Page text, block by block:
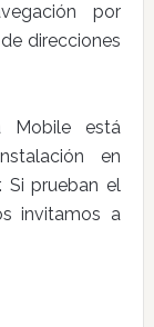
por
direcciones
Mobile está
en
Si prueban el
invitamos a